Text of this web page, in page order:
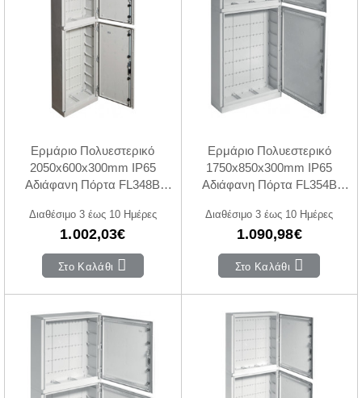
Ερμάριο Πολυεστερικό
2050x600x300mm IP65
Αδιάφανη Πόρτα FL348B
Διαθέσιμο 3 έως 10 Ημέρες
1.002,03€
Στο Καλάθι
Ερμάριο Πολυεστερικό
1750x850x300mm IP65
Αδιάφανη Πόρτα FL354B
Διαθέσιμο 3 έως 10 Ημέρες
1.090,98€
Στο Καλάθι